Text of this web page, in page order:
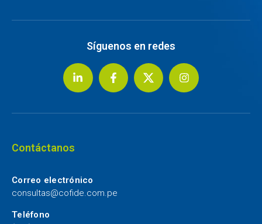
Síguenos en redes
Contáctanos
Correo electrónico
consultas@cofide.com.pe
Teléfono